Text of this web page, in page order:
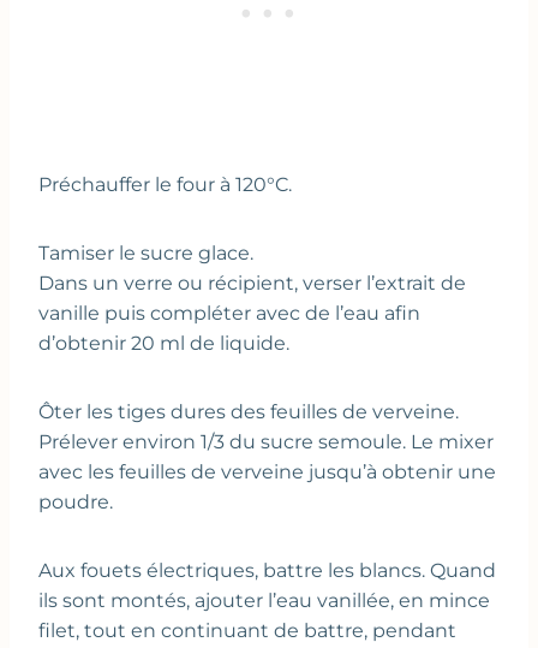
Préchauffer le four à 120°C.
Tamiser le sucre glace.
Dans un verre ou récipient, verser l’extrait de
vanille puis compléter avec de l’eau afin
d’obtenir 20 ml de liquide.
Ôter les tiges dures des feuilles de verveine.
Prélever environ 1/3 du sucre semoule. Le mixer
avec les feuilles de verveine jusqu’à obtenir une
poudre.
Aux fouets électriques, battre les blancs. Quand
ils sont montés, ajouter l’eau vanillée, en mince
filet, tout en continuant de battre, pendant